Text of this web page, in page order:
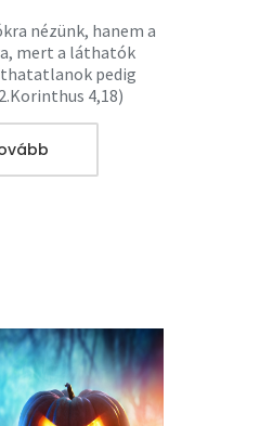
nézünk, hanem a
mert a láthatók
pedig
4,18)